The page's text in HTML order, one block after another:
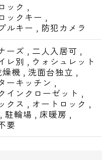
2丁目店・・213m
ゲート箱崎店・・
・・328m
店・・412m
・・582m
ック ,
ックキー ,
ルキー , 防犯カメラ
ーズ , 二人入居可 ,
レ別 , ウォシュレット
燥機 , 洗面台独立 ,
ーキッチン ,
インクローゼット ,
クス , オートロック ,
, 駐輪場 , 床暖房 ,
要